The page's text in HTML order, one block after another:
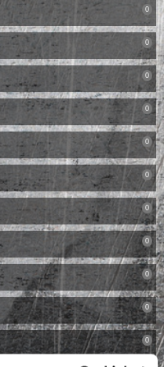
0
0
0
0
0
0
0
0
0
0
0